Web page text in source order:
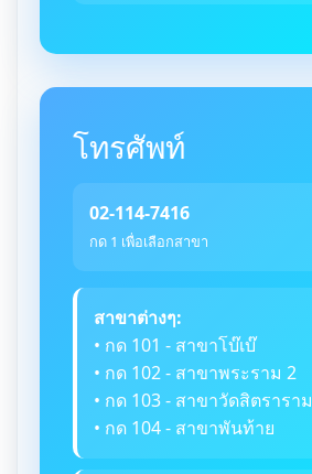
โทรศัพท์
02-114-7416
กด 1 เพื่อเลือกสาขา
สาขาต่างๆ:
• กด 101 - สาขาโบ๊เบ๊
• กด 102 - สาขาพระราม 2
• กด 103 - สาขาวัดสิตราราม
• กด 104 - สาขาพันท้าย